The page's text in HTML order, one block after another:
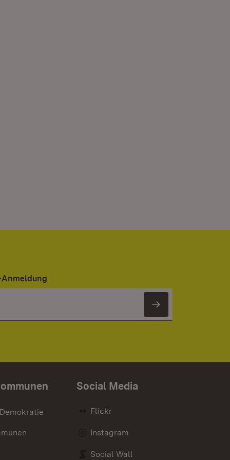
Newsletter
Social Media
Flickr
Instagram
Social Wall